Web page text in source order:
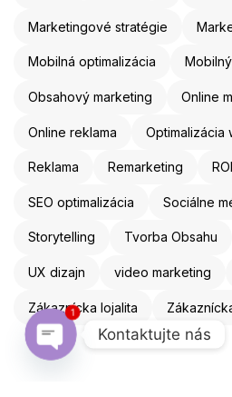
Marketingové stratégie
Mobilná optimalizácia
Obsahový marketing Online
Online reklama Optimalizácia
Reklama Remarketing ROI
SEO optimalizácia Sociálne
Storytelling Tvorba Obsahu
UX dizajn video marketing
Zákaznícka lojalita
Kontaktujte nás
1